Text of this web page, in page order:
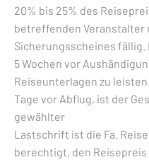
20% bis 25% des
betreffenden Veranstalter
Sicherungsscheines
5 Wochen vor
Reiseunterlagen zu
Tage vor Abflug, ist der
gewählter
Lastschrift ist die Fa.
berechtigt, den